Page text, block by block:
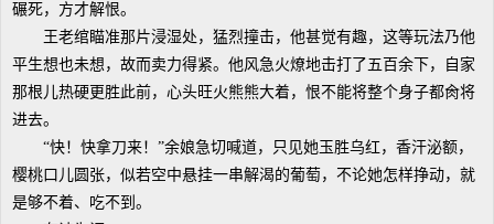
碾死，方才解恨。
王老绾瞄准那片浸湿处，猛烈撞击，他甚觉有趣，这等玩法乃他
平生想也未想，故而卖力得紧。他风急火燎地击打了五百余下，自家
那根儿热硬更胜此前，心头旺火熊熊大着，恨不能将整个身子都肏将
进去。
“快！快拿刀来！”余娘急切喊道，只见她玉胜乌红，香汗泌额，
樱桃口儿圆张，似若空中悬挂一串解渴的葡萄，不论她怎样挣动，就
是够不着、吃不到。